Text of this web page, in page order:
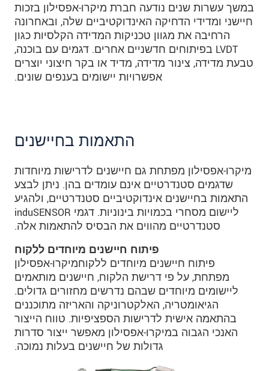
במשך עשרות שנים נודעה חברת מיקרו-אפסילון בזכות
חיישני ומדידי הדחיקה האינדוקטיביים שלה, ובאחרונה
הרחיבה את מגוון טכניקות המדידה הקלסיות כגון
LVDT בפיתוחים חדשניים אחרים. דגמים עם בוכנה,
טבעת מדידה, צינור מדידה, מדיד או בקר חיצוני יוצרים
אפשרויות יישומים בענפים שונים.
התאמות בחיישנים
מיקרו-אפסילון מפתחת גם חיישנים לדרישות מיוחדות
שדגמים סטנדרטיים אינם עומדים בהן. ניתן לבצע
התאמות בחיישנים אינדוקטיביים סטנדרטיים, ולהגיע
ליישום מסחרי בכמויות בינוניות. דגמי induSENSOR
סטנדרטיים מהווים את הבסיס להתאמות אלה.
פיתוח חיישנים מיוחדים ללקוח
פיתוח חיישנים מיוחדים ללקוחמיקרו-אפסילון
מפתחת, על פי דרישת הלקוח, חיישנים מותאמים
ליישומים מיוחדים שבהם נדרשים מחזורים גדולים.
הגיאומטריה, האלקטרוניקה והאריזה מתוכננים
בהתאמה אישית לדרישות הספציפיות. טווח הייצור
האנכי הגבוה במיקרו-אפסילון מאפשר ייצור סדרות
גדולות של חיישנים בעלות נמוכה.